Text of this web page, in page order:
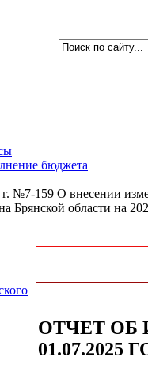
бюджета
№7-159 О внесении
Брянской области на
ОТЧЕТ
01.07.2025